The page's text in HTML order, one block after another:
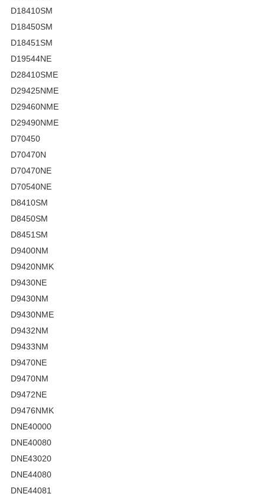
D18410SM
D18450SM
D18451SM
D19544NE
D28410SME
D29425NME
D29460NME
D29490NME
D70450
D70470N
D70470NE
D70540NE
D8410SM
D8450SM
D8451SM
D9400NM
D9420NMK
D9430NE
D9430NM
D9430NME
D9432NM
D9433NM
D9470NE
D9470NM
D9472NE
D9476NMK
DNE40000
DNE40080
DNE43020
DNE44080
DNE44081